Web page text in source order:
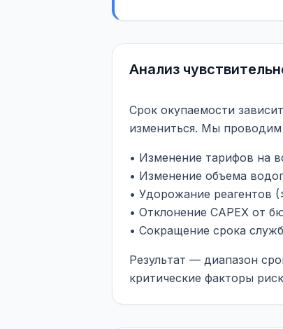
Анализ
Срок окупаемости
измениться. Мы проводим
• Изменение тарифов на
• Изменение объема
• Удорожание реагентов
• Отклонение CAPEX от
• Сокращение срока
Результат — диапазон
критические факторы